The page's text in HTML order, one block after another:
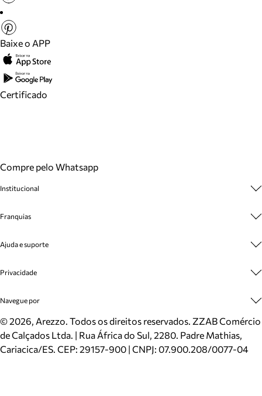
Baixe o APP
Certificado
Compre pelo Whatsapp
Institucional
Cashback
Venda Corporativa
Mapa do Site
Inverno
Mundo Arezzo
Franquias
Plano de Negócio
Ajuda e suporte
Cadastro
Meus Pedidos
Trocas e Devoluções
Cartão Presente
Localizador de lojas
Privacidade
Politica e Privacidade
Navegue por
Sapatos
Bolsas
Scarpins
©2026, Arezzo. Todos os direitos reservados. ZZAB Comércio
de Calçados Ltda. | Rua África do Sul, 2280. Padre Mathias,
Cariacica/ES. CEP: 29157-900 | CNPJ: 07.900.208/0077-04